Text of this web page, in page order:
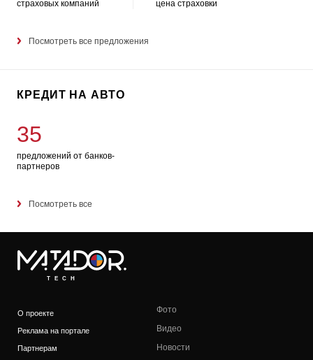
страховых компаний цена страховки
Посмотреть все предложения
КРЕДИТ НА АВТО
35
предложений от банков-
партнеров
Посмотреть все
TECH
О проекте
Реклама на портале
Партнерам
Фото
Видео
Новости